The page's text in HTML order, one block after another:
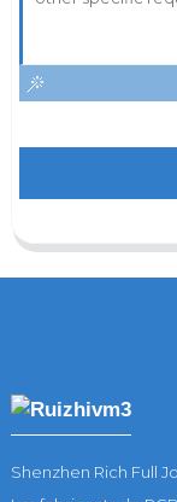
Shenzhen Rich Full